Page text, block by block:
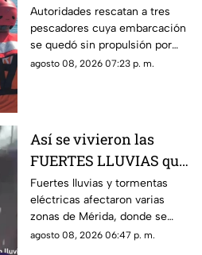
altamar tras falla
mecánica; esto pasó al
final
Autoridades rescatan a tres
pescadores cuya embarcación
se quedó sin propulsión por
una falla mecánica cerca de la
agosto 08, 2026 07:23 p. m.
Así se vivieron las
FUERTES LLUVIAS que
azotaron Mérida este
sábado 8 de agosto
Fuertes lluvias y tormentas
eléctricas afectaron varias
zonas de Mérida, donde se
reportan rayos, viento y
agosto 08, 2026 06:47 p. m.